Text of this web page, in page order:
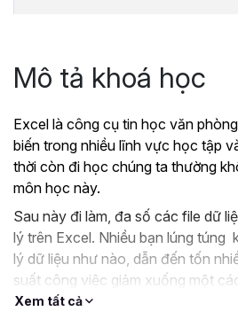
Mô tả khoá học
Excel là công cụ tin học văn
biến trong nhiều lĩnh vực học tập
thời còn đi học chúng ta thường
môn học này.
Sau này đi làm, đa số các file dữ
lý trên Excel. Nhiều bạn lúng túng
lý dữ liệu như nào, dẫn đến tốn
suất công việc giảm xuống một
?Nếu như bạn:
Xem tất cả